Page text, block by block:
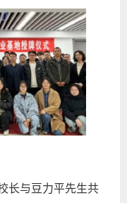
长与豆力平先生共